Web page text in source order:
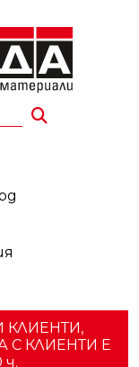
КЛИЕНТИ E
ч.